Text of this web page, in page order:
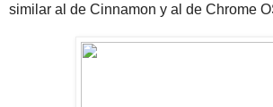
similar al de Cinnamon y al de Chrome